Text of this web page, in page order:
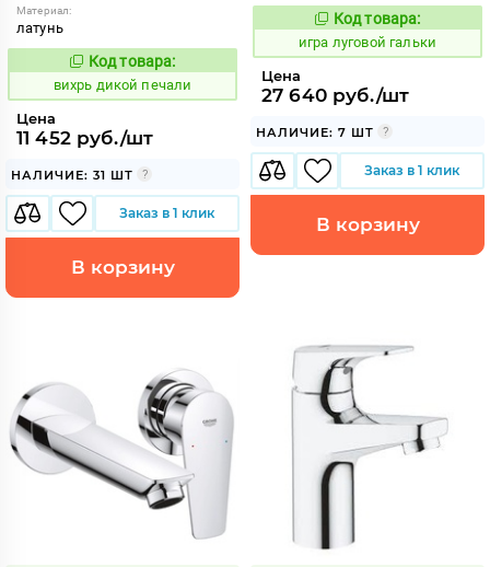
Материал:
латунь
Код:
159445
Код товара:
вихрь дикой печали
Цена
11 452 руб./шт
НАЛИЧИЕ: 31 ШТ
Заказ в 1 клик
В корзину
Код:
553015
Код товара:
игра луговой гальки
Цена
27 640 руб./шт
НАЛИЧИЕ: 7 ШТ
Заказ в 1 клик
В корзину